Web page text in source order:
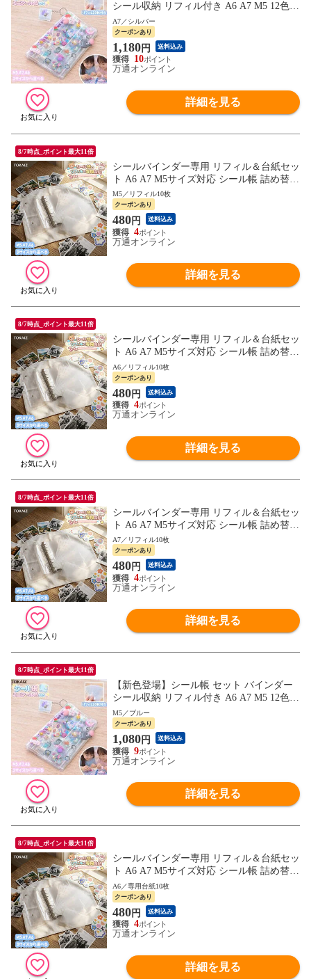
シール収納 リフィル付き A6 A7 M5 12色
クリア シールバインダー 手帳 持ち運び ミ
ニサイズ 透明 推し活グッズ ステッカー 収
納ファイル
A7／シルバー
クーポンあり
1,180円 送料込み
10
万通オンライン
詳細を見る
8/7時点_ポイント最大11倍
シールバインダー専用 リフィル＆台紙セッ
ト A6 A7 M5サイズ対応 シール帳 詰め替え
用 収納ファイル 文具 ステッカー 整理
M5／リフィル10枚
クーポンあり
480円 送料込み
4
万通オンライン
詳細を見る
8/7時点_ポイント最大11倍
シールバインダー専用 リフィル＆台紙セッ
ト A6 A7 M5サイズ対応 シール帳 詰め替え
用 収納ファイル 文具 ステッカー 整理
A6／リフィル10枚
クーポンあり
480円 送料込み
4
万通オンライン
詳細を見る
8/7時点_ポイント最大11倍
シールバインダー専用 リフィル＆台紙セッ
ト A6 A7 M5サイズ対応 シール帳 詰め替え
用 収納ファイル 文具 ステッカー 整理
A7／リフィル10枚
クーポンあり
480円 送料込み
4
万通オンライン
詳細を見る
8/7時点_ポイント最大11倍
【新色登場】シール帳 セット バインダー
シール収納 リフィル付き A6 A7 M5 12色
クリア シールバインダー 手帳 持ち運び ミ
ニサイズ 透明 推し活グッズ ステッカー 収
納ファイル
M5／ブルー
クーポンあり
1,080円 送料込み
9
万通オンライン
詳細を見る
8/7時点_ポイント最大11倍
シールバインダー専用 リフィル＆台紙セッ
ト A6 A7 M5サイズ対応 シール帳 詰め替え
用 収納ファイル 文具 ステッカー 整理
A6／専用台紙10枚
クーポンあり
480円 送料込み
4
万通オンライン
詳細を見る